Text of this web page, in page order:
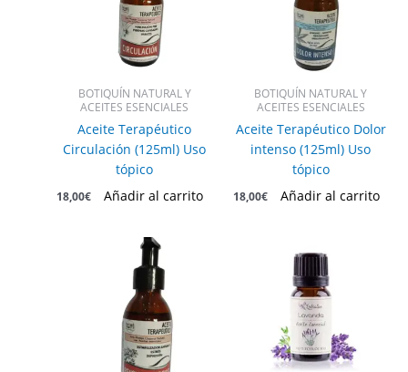
BOTIQUÍN NATURAL Y
ACEITES ESENCIALES
Aceite Terapéutico
Circulación (125ml) Uso
tópico
18,00€ Añadir al carrito
BOTIQUÍN NATURAL Y
ACEITES ESENCIALES
Aceite Terapéutico Dolor
intenso (125ml) Uso
tópico
18,00€ Añadir al carrito